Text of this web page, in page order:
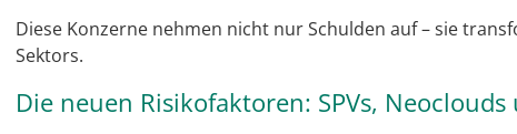
Diese Konzerne nehmen nicht nur Schulden auf – sie
Sektors.
Die neuen Risikofaktoren: SPVs,